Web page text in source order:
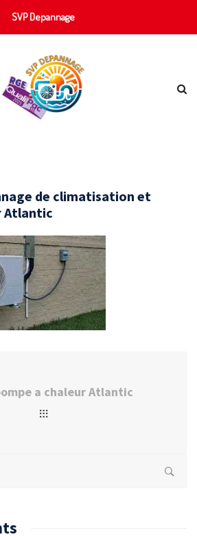
de climatisation et
Atlantic
a chaleur Atlantic
SVP Depannage